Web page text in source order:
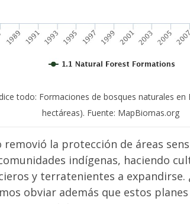
todo: Formaciones de bosques naturales en
hectáreas). Fuente: MapBiomas.org
removió la protección de áreas
indígenas, haciendo
y terratenientes a expandirse.
obviar además que estos